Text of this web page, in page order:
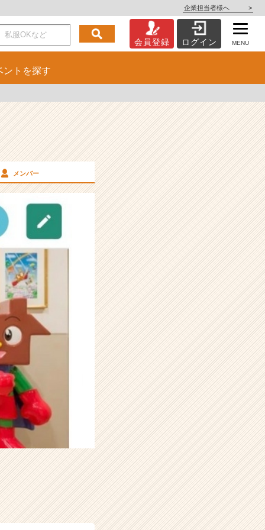
企業担当者様へ >
会員登録 ログイン MENU
ント を探す
メンバー